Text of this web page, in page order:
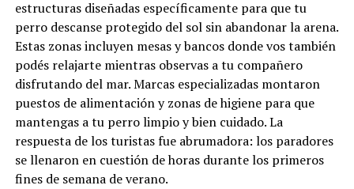
estructuras diseñadas específicamente para que tu
perro descanse protegido del sol sin abandonar la arena.
Estas zonas incluyen mesas y bancos donde vos también
podés relajarte mientras observas a tu compañero
disfrutando del mar. Marcas especializadas montaron
puestos de alimentación y zonas de higiene para que
mantengas a tu perro limpio y bien cuidado. La
respuesta de los turistas fue abrumadora: los paradores
se llenaron en cuestión de horas durante los primeros
fines de semana de verano.